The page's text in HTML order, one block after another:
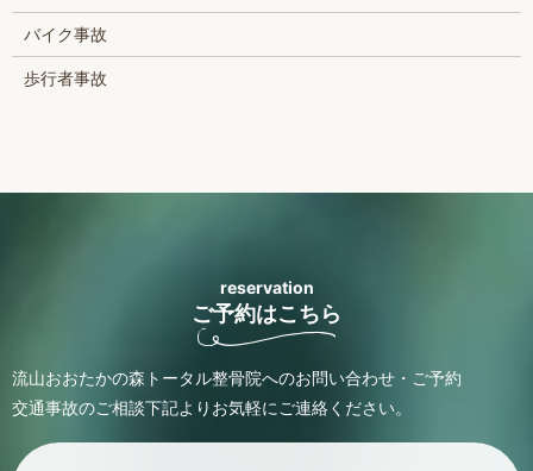
バイク事故
歩行者事故
reservation
ご予約はこちら
流山おおたかの森トータル整骨院へのお問い合わせ・ご予約
交通事故のご相談下記よりお気軽にご連絡ください。